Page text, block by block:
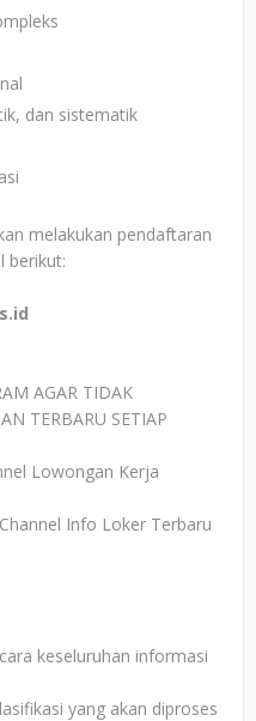
dan sistematik
melakukan pendaftaran
berikut:
AGAR TIDAK
TERBARU SETIAP
Lowongan Kerja
Info Loker Terbaru
keseluruhan informasi
yang akan diproses